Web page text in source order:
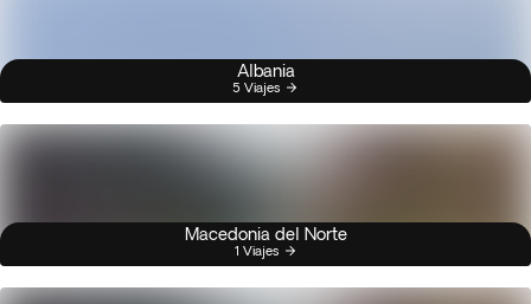
Albania
5 Viajes
Macedonia del Norte
1 Viajes